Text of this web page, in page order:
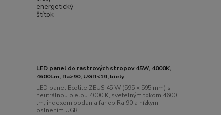
LED panel do rastrových stropov 45W, 4000K,
4600Lm, Ra>90, UGR<19, biely
LED panel Ecolite ZEUS 45 W (595 × 595 mm) s
neutrálnou bielou 4000 K, svetelným tokom 4600
lm, indexom podania farieb Ra 90 a nízkym
oslnením UGR